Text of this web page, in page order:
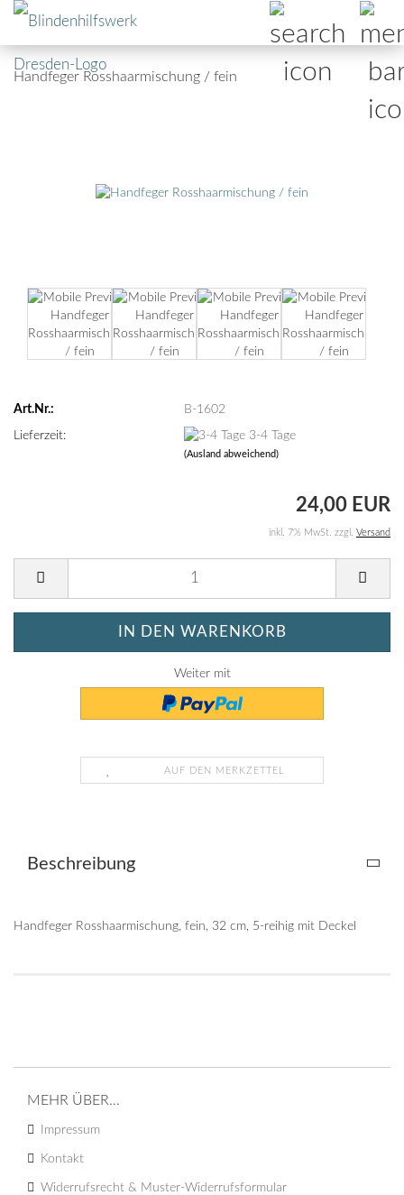
Handfeger Rosshaarmischung / fein
Art.Nr.: B-1602
Lieferzeit: 3-4 Tage
(Ausland abweichend)
24,00 EUR
inkl. 7% MwSt. zzgl. Versand
Weiter mit
AUF DEN MERKZETTEL
Beschreibung
Handfeger Rosshaarmischung, fein, 32 cm, 5-reihig mit Deckel
MEHR ÜBER...
Impressum
Kontakt
Widerrufsrecht & Muster-Widerrufsformular